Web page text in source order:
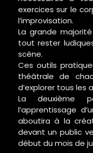
exercices sur le
l’improvisation.
La grande
tout rester
scène.
Ces outils
théâtrale de
d’explorer tous les
La deuxième
l’apprentissage
aboutira à la
devant un public
début du mois de